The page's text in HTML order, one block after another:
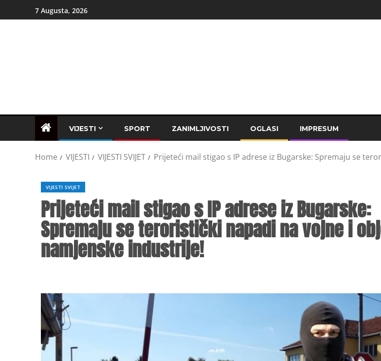
7 Augusta, 2026
VIJESTI SPORT ZANIMLJIVOSTI OGLASI IMPRESUM
Home VIJESTI VIJESTI SVIJET Prijeteći mail stigao s IP adrese iz Bugarske: Spremaju se
VIJESTI SVIJET
Prijeteći mail stigao s IP adrese iz Bugarske:
Spremaju se teroristički napadi na vojne i
namjenske industrije!